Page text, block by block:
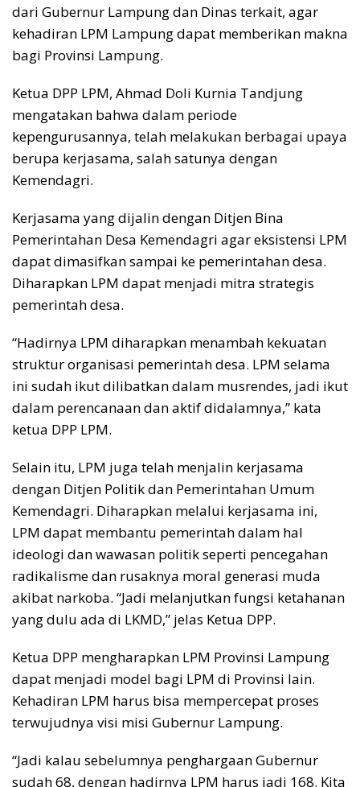
dari Gubernur Lampung dan Dinas terkait, agar
kehadiran LPM Lampung dapat memberikan makna
bagi Provinsi Lampung.
Ketua DPP LPM, Ahmad Doli Kurnia Tandjung
mengatakan bahwa dalam periode
kepengurusannya, telah melakukan berbagai upaya
berupa kerjasama, salah satunya dengan
Kemendagri.
Kerjasama yang dijalin dengan Ditjen Bina
Pemerintahan Desa Kemendagri agar eksistensi LPM
dapat dimasifkan sampai ke pemerintahan desa.
Diharapkan LPM dapat menjadi mitra strategis
pemerintah desa.
“Hadirnya LPM diharapkan menambah kekuatan
struktur organisasi pemerintah desa. LPM selama
ini sudah ikut dilibatkan dalam musrendes, jadi ikut
dalam perencanaan dan aktif didalamnya,” kata
ketua DPP LPM.
Selain itu, LPM juga telah menjalin kerjasama
dengan Ditjen Politik dan Pemerintahan Umum
Kemendagri. Diharapkan melalui kerjasama ini,
LPM dapat membantu pemerintah dalam hal
ideologi dan wawasan politik seperti pencegahan
radikalisme dan rusaknya moral generasi muda
akibat narkoba. “Jadi melanjutkan fungsi ketahanan
yang dulu ada di LKMD,” jelas Ketua DPP.
Ketua DPP mengharapkan LPM Provinsi Lampung
dapat menjadi model bagi LPM di Provinsi lain.
Kehadiran LPM harus bisa mempercepat proses
terwujudnya visi misi Gubernur Lampung.
“Jadi kalau sebelumnya penghargaan Gubernur
sudah 68, dengan hadirnya LPM harus jadi 168. Kita